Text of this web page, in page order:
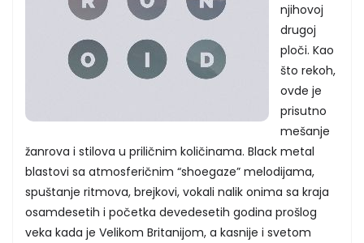
njihovoj
drugoj
ploči. Kao
što rekoh,
ovde je
prisutno
mešanje
žanrova i stilova u priličnim količinama. Black metal
blastovi sa atmosferičnim “shoegaze” melodijama,
spuštanje ritmova, brejkovi, vokali nalik onima sa kraja
osamdesetih i početka devedesetih godina prošlog
veka kada je Velikom Britanijom, a kasnije i svetom